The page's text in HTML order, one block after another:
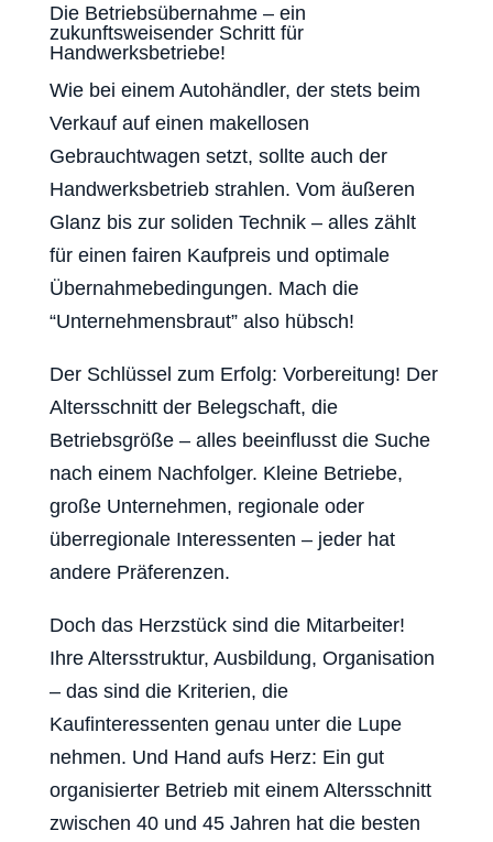
Die Betriebsübernahme – ein
zukunftsweisender Schritt für
Handwerksbetriebe!
Wie bei einem Autohändler, der stets beim
Verkauf auf einen makellosen
Gebrauchtwagen setzt, sollte auch der
Handwerksbetrieb strahlen. Vom äußeren
Glanz bis zur soliden Technik – alles zählt
für einen fairen Kaufpreis und optimale
Übernahmebedingungen. Mach die
“Unternehmensbraut” also hübsch!
Der Schlüssel zum Erfolg: Vorbereitung! Der
Altersschnitt der Belegschaft, die
Betriebsgröße – alles beeinflusst die Suche
nach einem Nachfolger. Kleine Betriebe,
große Unternehmen, regionale oder
überregionale Interessenten – jeder hat
andere Präferenzen.
Doch das Herzstück sind die Mitarbeiter!
Ihre Altersstruktur, Ausbildung, Organisation
– das sind die Kriterien, die
Kaufinteressenten genau unter die Lupe
nehmen. Und Hand aufs Herz: Ein gut
organisierter Betrieb mit einem Altersschnitt
zwischen 40 und 45 Jahren hat die besten